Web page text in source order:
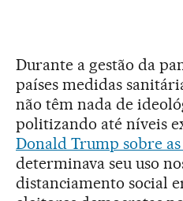
Durante a gestão da
países medidas
não têm nada de
politizando até níveis
Donald Trump sobre as
determinava seu uso
distanciamento social